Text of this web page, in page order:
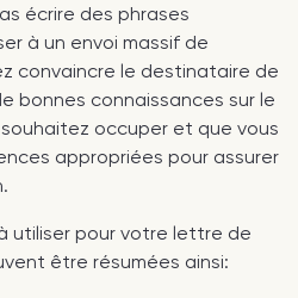
écrire des phrases
à un envoi massif de
convaincre le destinataire de
bonnes connaissances sur le
occuper et que vous
appropriées pour assurer
utiliser pour votre lettre de
être résumées ainsi: